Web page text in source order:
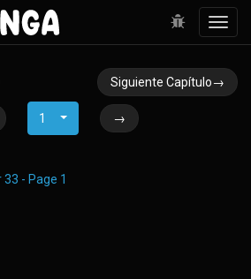
Siguiente Capítulo→
1 →